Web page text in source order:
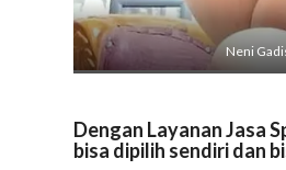
Neni
Dengan Layanan Jasa
bisa dipilih sendiri dan